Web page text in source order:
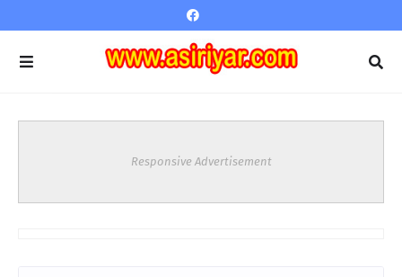
Responsive Advertisement